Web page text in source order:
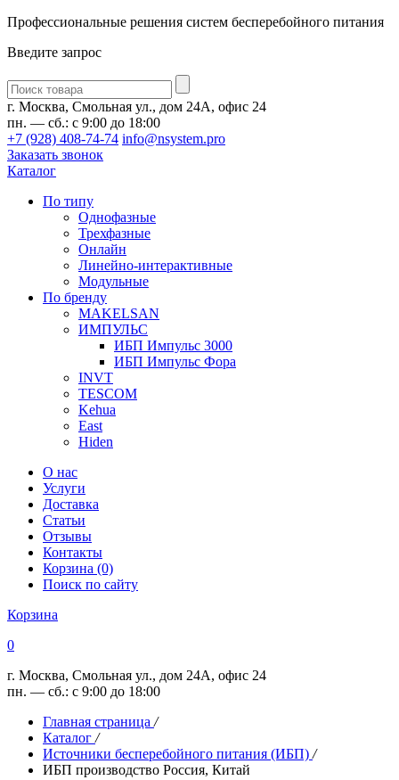
Профессиональные решения систем бесперебойного питания
Введите запрос
Введите
запрос
г. Москва, Смольная ул., дом 24А, офис 24
пн. — сб.: с 9:00 до 18:00
+7 (928) 408-74-74 info@nsystem.pro
Заказать звонок
Каталог
По типу
Однофазные
Трехфазные
Онлайн
Линейно-интерактивные
Модульные
По бренду
MAKELSAN
ИМПУЛЬС
ИБП Импульс 3000
ИБП Импульс Фора
INVT
TESCOM
Kehua
East
Hiden
О нас
Услуги
Доставка
Статьи
Отзывы
Контакты
Корзина (0)
Поиск по сайту
Корзина
0
г. Москва, Смольная ул., дом 24А, офис 24
пн. — сб.: с 9:00 до 18:00
Главная страница /
Каталог /
Источники бесперебойного питания (ИБП) /
ИБП производство Россия, Китай